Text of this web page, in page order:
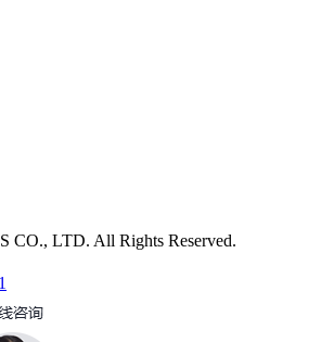
CO., LTD. All Rights Reserved.